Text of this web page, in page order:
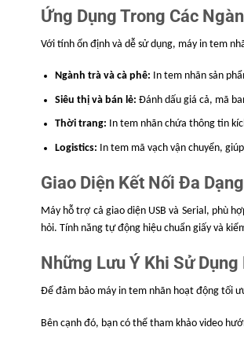
Đường kính lõi giấy
Đường kính cuộn giấy tối đa
Phương pháp xuất giấy
Nguồn điện đầu vào
Môi trường làm việc
Trọng lượng máy
Kích thước máy
220 ×
Kích thước đóng gói
Ứng Dụng Trong Các
Với tính ổn định và dễ sử dụng, máy in tem
Ngành trà và cà phê: In tem nhãn sản
Siêu thị và bán lẻ: Đánh dấu giá cả, mã
Thời trang: In tem nhãn chứa thông tin
Logistics: In tem mã vạch vận chuyển,
Giao Diện Kết Nối Đa
Máy hỗ trợ cả giao diện USB và Serial, phù
hỏi. Tính năng tự động hiệu chuẩn giấy và
Những Lưu Ý Khi Sử
Để đảm bảo máy in tem nhãn hoạt động tối
Bên cạnh đó, bạn có thể tham khảo video